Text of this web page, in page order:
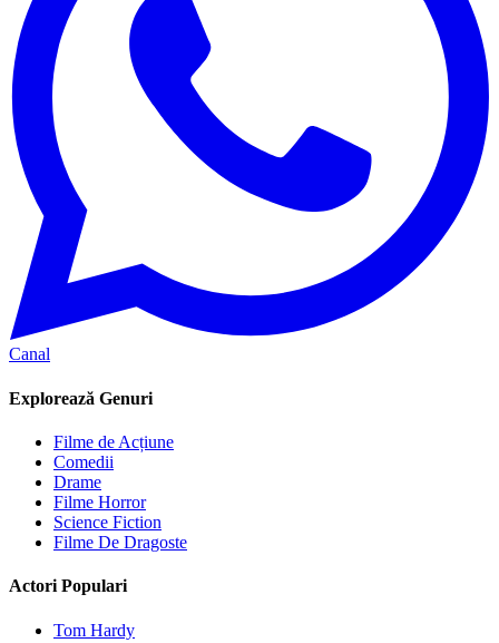
Canal
Explorează Genuri
Filme de Acțiune
Comedii
Drame
Filme Horror
Science Fiction
Filme De Dragoste
Actori Populari
Tom Hardy